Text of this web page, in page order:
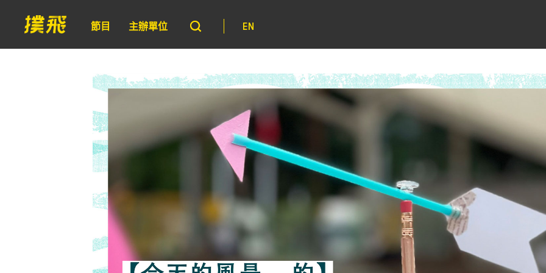
節目 主辦單位 EN